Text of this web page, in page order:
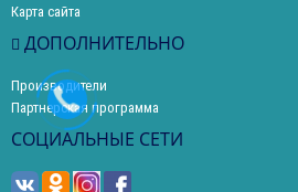
Карта сайта
ДОПОЛНИТЕЛЬНО
Производители
Партнерская программа
СОЦИАЛЬНЫЕ СЕТИ